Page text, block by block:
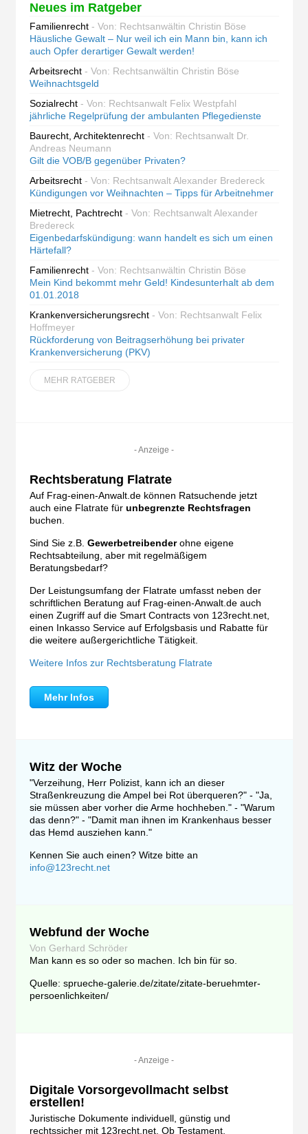
Neues im Ratgeber
Familienrecht - Von: Rechtsanwältin Christin Böse
Häusliche Gewalt – Nur weil ich ein Mann bin, kann ich
auch Opfer derartiger Gewalt werden!
Arbeitsrecht - Von: Rechtsanwältin Christin Böse
Weihnachtsgeld
Sozialrecht - Von: Rechtsanwalt Felix Westpfahl
jährliche Regelprüfung der ambulanten Pflegedienste
Baurecht, Architektenrecht - Von: Rechtsanwalt Dr.
Andreas Neumann
Gilt die VOB/B gegenüber Privaten?
Arbeitsrecht - Von: Rechtsanwalt Alexander Bredereck
Kündigungen vor Weihnachten – Tipps für Arbeitnehmer
Mietrecht, Pachtrecht - Von: Rechtsanwalt Alexander
Bredereck
Eigenbedarfskündigung: wann handelt es sich um einen
Härtefall?
Familienrecht - Von: Rechtsanwältin Christin Böse
Mein Kind bekommt mehr Geld! Kindesunterhalt ab dem
01.01.2018
Krankenversicherungsrecht - Von: Rechtsanwalt Felix
Hoffmeyer
Rückforderung von Beitragserhöhung bei privater
Krankenversicherung (PKV)
MEHR RATGEBER
- Anzeige -
Rechtsberatung Flatrate
Auf Frag-einen-Anwalt.de können Ratsuchende jetzt
auch eine Flatrate für unbegrenzte Rechtsfragen
buchen.
Sind Sie z.B. Gewerbetreibenderohne eigene
Rechtsabteilung, aber mit regelmäßigem
Beratungsbedarf?
Der Leistungsumfang der Flatrate umfasst neben der
schriftlichen Beratung auf Frag-einen-Anwalt.de auch
einen Zugriff auf die Smart Contracts von 123recht.net,
einen Inkasso Service auf Erfolgsbasis und Rabatte für
die weitere außergerichtliche Tätigkeit.
Weitere Infos zur Rechtsberatung Flatrate
Mehr Infos
Witz der Woche
"Verzeihung, Herr Polizist, kann ich an dieser
Straßenkreuzung die Ampel bei Rot überqueren?" - "Ja,
sie müssen aber vorher die Arme hochheben." - "Warum
das denn?" - "Damit man ihnen im Krankenhaus besser
das Hemd ausziehen kann."
Kennen Sie auch einen? Witze bitte an
info@123recht.net
Webfund der Woche
Von Gerhard Schröder
Man kann es so oder so machen. Ich bin für so.
Quelle: sprueche-galerie.de/zitate/zitate-beruehmter-
persoenlichkeiten/
- Anzeige -
Digitale Vorsorgevollmacht selbst
erstellen!
Juristische Dokumente individuell, günstig und
rechtssicher mit 123recht.net. Ob Testament,